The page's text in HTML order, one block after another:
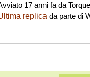
17 anni fa da
replica da parte di